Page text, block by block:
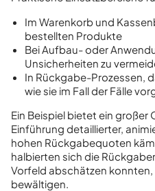
Im Warenkorb und
bestellten Produkte
Bei Aufbau- oder
Unsicherheiten zu
In Rückgabe-Prozessen,
wie sie im Fall der Fälle
Ein Beispiel bietet ein großer
Einführung detaillierter,
hohen Rückgabequoten
halbierten sich die
Vorfeld abschätzen
bewältigen.